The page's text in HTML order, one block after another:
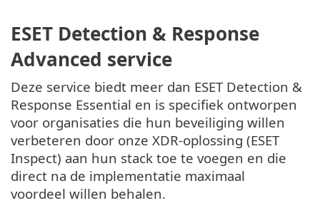
ESET Detection & Response
Advanced service
Deze service biedt meer dan ESET Detection &
Response Essential en is specifiek ontworpen
voor organisaties die hun beveiliging willen
verbeteren door onze XDR-oplossing (ESET
Inspect) aan hun stack toe te voegen en die
direct na de implementatie maximaal
voordeel willen behalen.